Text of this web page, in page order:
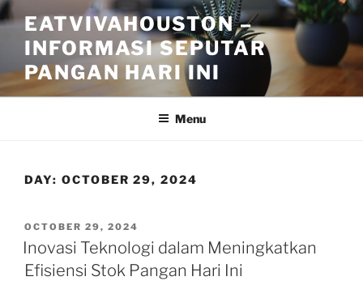
Skip
to
content
EATVIVAHOUSTON –
INFORMASI SEPUTAR
PANGAN HARI INI
Menu
DAY: OCTOBER 29, 2024
POSTED
ON
OCTOBER 29, 2024
Inovasi Teknologi dalam Meningkatkan
Efisiensi Stok Pangan Hari Ini